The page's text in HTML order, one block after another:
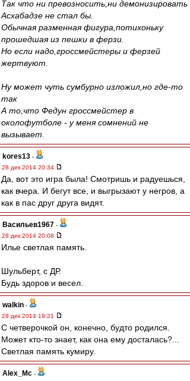
Так что ни превозносить,ни демонизировать
Асхабадзе не стал бы.
Обычная разменная фигура,потихоньку
прошедшая из пешки в ферзи.
Но если надо,гроссмейстеры и ферзей
жертвуют.
Ну может чуть сумбурно изложил,но где-то
так
А то,что Федун гроссмейстер в
околофутболе - у меня сомнений не
вызывает.
kores13 -
28 дек 2014 20:34
Да, вот это игра была! Смотришь и радуешься,
как вчера. И бегут все, и выгрызают у негров, а
как в пас друг друга видят.
Васильев1967 -
28 дек 2014 20:08
Илье светлая память.
Шульберт, с ДР.
Будь здоров и весел.
walkin -
28 дек 2014 19:21
С четверочкой он, конечно, будто родился.
Может кто-то знает, как она ему досталась?...
Светлая память кумиру.
Alex_Mc -